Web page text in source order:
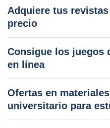
Adquiere tus
precio
Consigue los juegos
en línea
Ofertas en
universitario para